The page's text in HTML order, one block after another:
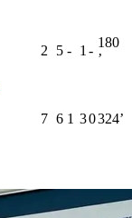
2 5 - 1 -
180
ʼ
7 6 1 30324ʼ